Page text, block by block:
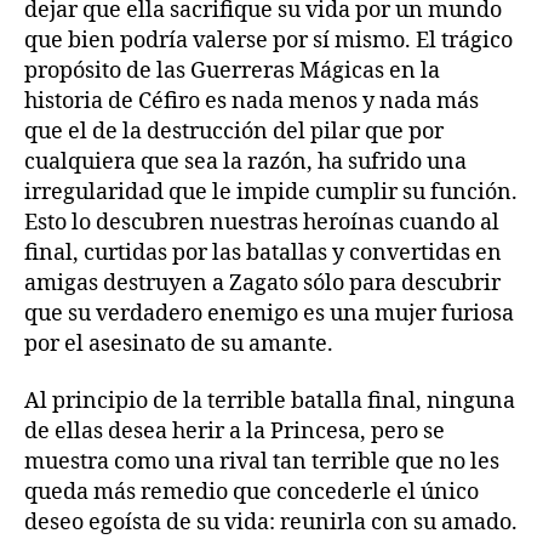
dejar que ella sacrifique su vida por un mundo
que bien podría valerse por sí mismo. El trágico
propósito de las Guerreras Mágicas en la
historia de Céfiro es nada menos y nada más
que el de la destrucción del pilar que por
cualquiera que sea la razón, ha sufrido una
irregularidad que le impide cumplir su función.
Esto lo descubren nuestras heroínas cuando al
final, curtidas por las batallas y convertidas en
amigas destruyen a Zagato sólo para descubrir
que su verdadero enemigo es una mujer furiosa
por el asesinato de su amante.
Al principio de la terrible batalla final, ninguna
de ellas desea herir a la Princesa, pero se
muestra como una rival tan terrible que no les
queda más remedio que concederle el único
deseo egoísta de su vida: reunirla con su amado.